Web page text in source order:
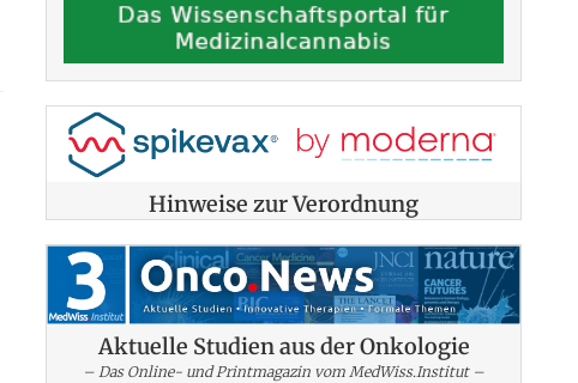
Hinweise zur Verordnung
Aktuelle Studien aus der Onkologie
– Das Online- und Printmagazin vom MedWiss.Institut –